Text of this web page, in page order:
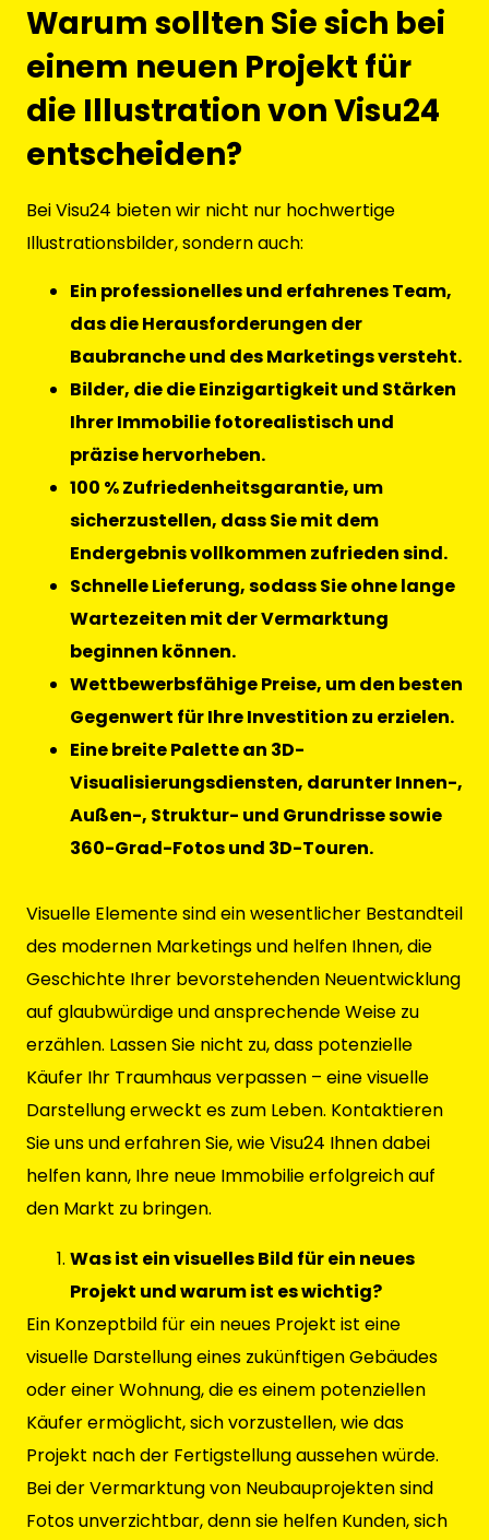
Warum sollten Sie sich bei
einem neuen Projekt für
die Illustration von Visu24
entscheiden?
Bei Visu24 bieten wir nicht nur hochwertige
Illustrationsbilder, sondern auch:
Ein professionelles und erfahrenes Team,
das die Herausforderungen der
Baubranche und des Marketings versteht.
Bilder, die die Einzigartigkeit und Stärken
Ihrer Immobilie fotorealistisch und
präzise hervorheben.
100 % Zufriedenheitsgarantie, um
sicherzustellen, dass Sie mit dem
Endergebnis vollkommen zufrieden sind.
Schnelle Lieferung, sodass Sie ohne lange
Wartezeiten mit der Vermarktung
beginnen können.
Wettbewerbsfähige Preise, um den besten
Gegenwert für Ihre Investition zu erzielen.
Eine breite Palette an 3D-
Visualisierungsdiensten, darunter Innen-,
Außen-, Struktur- und Grundrisse sowie
360-Grad-Fotos und 3D-Touren.
Visuelle Elemente sind ein wesentlicher Bestandteil
des modernen Marketings und helfen Ihnen, die
Geschichte Ihrer bevorstehenden Neuentwicklung
auf glaubwürdige und ansprechende Weise zu
erzählen. Lassen Sie nicht zu, dass potenzielle
Käufer Ihr Traumhaus verpassen – eine visuelle
Darstellung erweckt es zum Leben. Kontaktieren
Sie uns und erfahren Sie, wie Visu24 Ihnen dabei
helfen kann, Ihre neue Immobilie erfolgreich auf
den Markt zu bringen.
Was ist ein visuelles Bild für ein neues
Projekt und warum ist es wichtig?
Ein Konzeptbild für ein neues Projekt ist eine
visuelle Darstellung eines zukünftigen Gebäudes
oder einer Wohnung, die es einem potenziellen
Käufer ermöglicht, sich vorzustellen, wie das
Projekt nach der Fertigstellung aussehen würde.
Bei der Vermarktung von Neubauprojekten sind
Fotos unverzichtbar, denn sie helfen Kunden, sich